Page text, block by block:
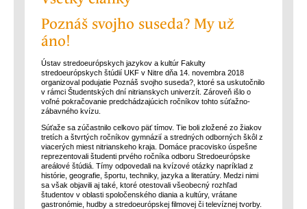
Poznáš svojho suseda? My už
áno!
Ústav stredoeurópskych jazykov a kultúr Fakulty
stredoeurópskych štúdií UKF v Nitre dňa 14. novembra 2018
organizoval podujatie Poznáš svojho suseda?, ktoré sa uskutočnilo
v rámci Študentských dní nitrianskych univerzít. Zároveň išlo o
voľné pokračovanie predchádzajúcich ročníkov tohto súťažno-
zábavného kvízu.
Súťaže sa zúčastnilo celkovo päť tímov. Tie boli zložené zo žiakov
tretích a štvrtých ročníkov gymnázií a stredných odborných škôl z
viacerých miest nitrianskeho kraja. Domáce pracovisko úspešne
reprezentovali študenti prvého ročníka odboru Stredoeurópske
areálové štúdiá. Tímy odpovedali na kvízové otázky napríklad z
histórie, geografie, športu, techniky, jazyka a literatúry. Medzi nimi
sa však objavili aj také, ktoré otestovali všeobecný rozhľad
študentov v oblasti spoločenského diania a kultúry, vrátane
gastronómie, hudby a stredoeurópskej filmovej či televíznej tvorby.